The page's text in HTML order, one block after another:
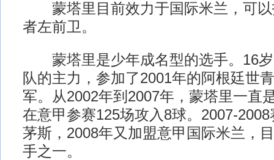
蒙塔里目前效力于国际米兰，可以
者左前卫。
蒙塔里是少年成名型的选手。16岁
队的主力，参加了2001年的阿根廷世
军。从2002年到2007年，蒙塔里一直
在意甲参赛125场攻入8球。2007-
茅斯，2008年又加盟意甲国际米兰，
手之一。